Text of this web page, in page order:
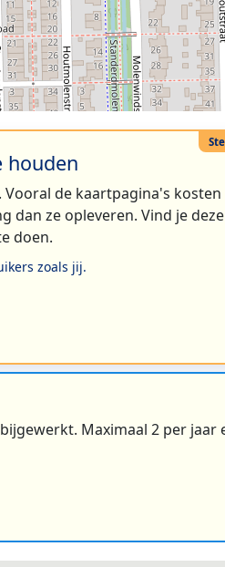
houden
de kaartpagina's kosten
dan ze opleveren. Vind je
doen.
zoals jij.
Maximaal 2 per jaar